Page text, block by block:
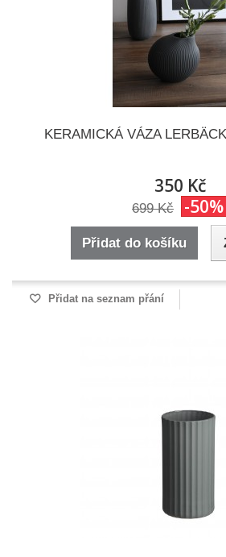
KERAMICKÁ VÁZA
350 Kč
699 Kč -50%
Přidat do košíku
Přidat na seznam přání